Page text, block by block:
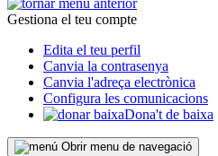
Gestiona el teu compte
Edita el teu perfil
Canvia la contrasenya
Canvia l'adreça electrònica
Configura les comunicacions
Dona't de baixa
Obrir menu de navegació